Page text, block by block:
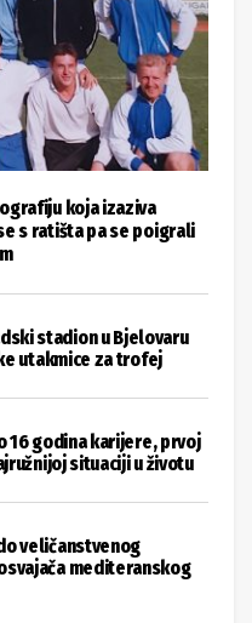
koja izaziva
s ratišta pa se poigrali
stadion u Bjelovaru
utakmice za trofej
16 godina karijere, prvoj
situaciji u životu
veličanstvenog
mediteranskog